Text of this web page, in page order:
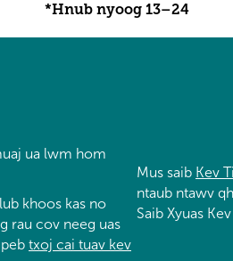
*Hnub nyoog 13–24
ua lwm hom
khoos kas no
rau cov neeg uas
txoj cai tuav kev
Mus saib Kev
ntaub ntawv
Saib Xyuas